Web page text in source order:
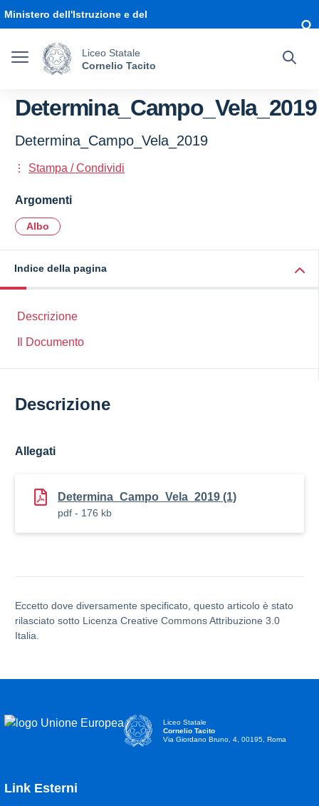
Ministero dell'Istruzione e del
Liceo Statale
Cornelio Tacito
Determina_Campo_Vela_2019
Determina_Campo_Vela_2019
Stampa / Condividi
Argomenti
Albo
Indice della pagina
Descrizione
Il Documento
Descrizione
Allegati
Determina_Campo_Vela_2019 (1)
pdf - 176 kb
Eccetto dove diversamente specificato, questo articolo è stato
rilasciato sotto Licenza Creative Commons Attribuzione 3.0
Italia.
Liceo Statale
Cornelio Tacito
Via Giordano Bruno, 4, 00195, Roma
Link Esterni